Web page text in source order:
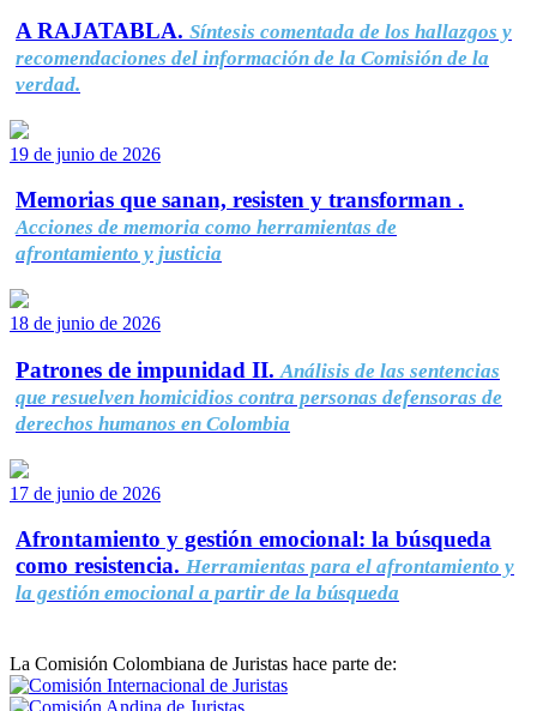
A RAJATABLA. Síntesis comentada de los hallazgos y
recomendaciones del información de la Comisión de la
verdad.
19 de junio de 2026
Memorias que sanan, resisten y transforman .
Acciones de memoria como herramientas de
afrontamiento y justicia
18 de junio de 2026
Patrones de impunidad II. Análisis de las sentencias
que resuelven homicidios contra personas defensoras de
derechos humanos en Colombia
17 de junio de 2026
Afrontamiento y gestión emocional: la búsqueda
como resistencia. Herramientas para el afrontamiento y
la gestión emocional a partir de la búsqueda
La Comisión Colombiana de Juristas hace parte de: